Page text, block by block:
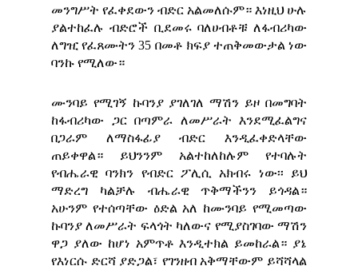
መንግሥት የፈቀደውን ብድር አልመለሱም። እነዚህ ሁሉ
ያልተከፈሉ ብድሮች ቢደመሩ ባለሀብቶቹ ለፋብሪካው
ለግዢ የፈጸሙትን 35 በመቶ ክፍያ ተጠቅመውታል ነው
ባንኩ የሚለው።
ሙንባይ የሚገኝ ኩባንያ ያገለገለ ማሽን ይዞ በመግባት
ከፋብሪካው ጋር በጣምራ ለመሥራት እንደሚፈልግና
በጋራም ለማስፋፊያ ብድር እንዲፈቀድላቸው
ጠይቀዋል። ይህንንም አልተከለከሉም የተባሉት
የብሔራዊ ባንክን የብድር ፖሊሲ አክብሩ ነው፡፡ ይህ
ማድረግ ካልቻሉ ብሔራዊ ጥቅማችንን ይጎዳል።
አሁንም የተሰጣቸው ዕድል አለ ከሙንባይ የሚመጣው
ኩባንያ ለመሥራት ፍላጎት ካለውና የሚያስገባው ማሽን
ዋጋ ያለው ከሆነ አምጥቶ እንዲተክል ይመከራል። ያኔ
የእነርሱ ድርሻ ያድጋል፣ የገንዘብ አቅማቸውም ይሻሻላል